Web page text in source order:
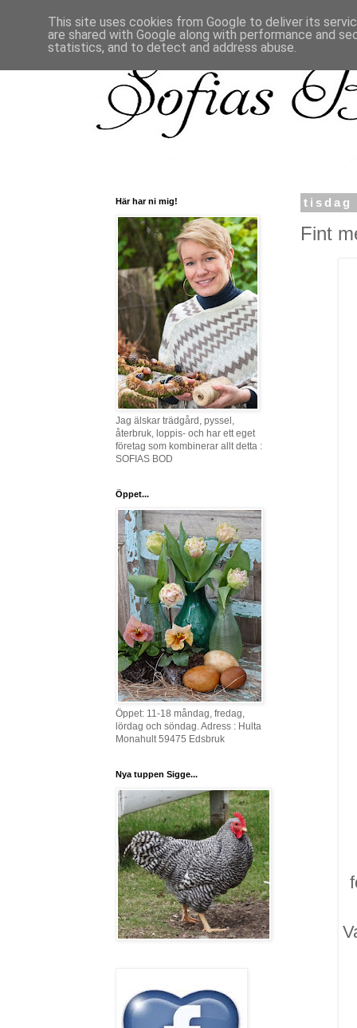
tisdag
Fint
Här har ni mig!
Jag älskar trädgård, pyssel,
återbruk, loppis- och har ett eget
företag som kombinerar allt detta :
SOFIAS BOD
Öppet...
Öppet: 11-18 måndag, fredag,
lördag och söndag. Adress : Hulta
Monahult 59475 Edsbruk
Nya tuppen Sigge...
This site uses cookies from Google to deliver its
are shared with Google along with performance and
statistics, and to detect and address abuse.